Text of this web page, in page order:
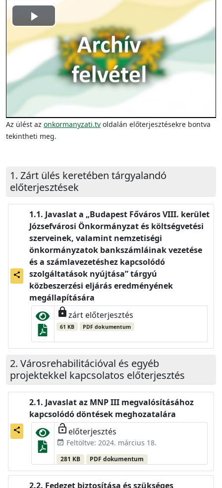
Play
Video
Az ülést az onkormanyzati.tv oldalán előterjesztésekre bontva
tekintheti meg.
Zárt ülés keretében tárgyalandó
előterjesztések
share
Javaslat a „Budapest Főváros VIII. kerület
Józsefvárosi Önkormányzat és költségvetési
szerveinek, valamint nemzetiségi
önkormányzatok bankszámláinak vezetése
és a számlavezetéshez kapcsolódó
szolgáltatások nyújtása” tárgyú
közbeszerzési eljárás eredményének
megállapítására
lockzárt előterjesztés
61 KB PDF dokumentum
Városrehabilitációval és egyéb
projektekkel kapcsolatos előterjesztés
share
Javaslat az MNP III megvalósításához
kapcsolódó döntések meghozatalára
lock_open előterjesztés
event_available Feltöltve: 2024. március 18.
281 KB PDF dokumentum
Fedezet biztosítása és szükséges